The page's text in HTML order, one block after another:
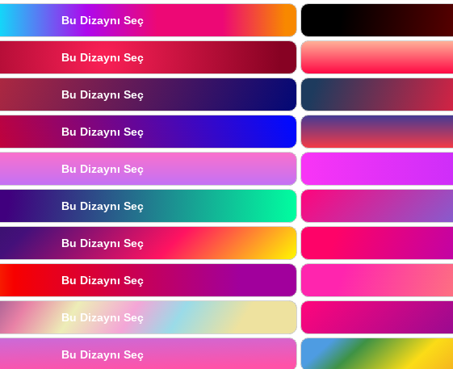
Bu Dizaynı Seç
Bu Dizaynı Seç
Bu Dizaynı Seç
Bu Dizaynı Seç
Bu Dizaynı Seç
Bu Dizaynı Seç
Bu Dizaynı Seç
Bu Dizaynı Seç
Bu Dizaynı Seç
Bu Dizaynı Seç